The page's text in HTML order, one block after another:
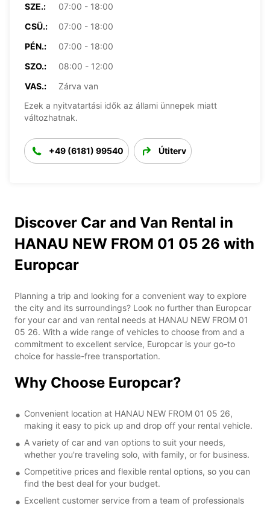
SZE.:
07:00 - 18:00
CSÜ.:
07:00 - 18:00
PÉN.:
07:00 - 18:00
SZO.:
08:00 - 12:00
VAS.:
Zárva van
Ezek a nyitvatartási idők az állami ünnepek miatt
változhatnak.
+49 (6181) 99540 Útiterv
Discover Car and Van Rental in
HANAU NEW FROM 01 05 26 with
Europcar
Planning a trip and looking for a convenient way to explore
the city and its surroundings? Look no further than Europcar
for your car and van rental needs at HANAU NEW FROM 01
05 26. With a wide range of vehicles to choose from and a
commitment to excellent service, Europcar is your go-to
choice for hassle-free transportation.
Why Choose Europcar?
Convenient location at HANAU NEW FROM 01 05 26,
making it easy to pick up and drop off your rental vehicle.
A variety of car and van options to suit your needs,
whether you're traveling solo, with family, or for business.
Competitive prices and flexible rental options, so you can
find the best deal for your budget.
Excellent customer service from a team of professionals